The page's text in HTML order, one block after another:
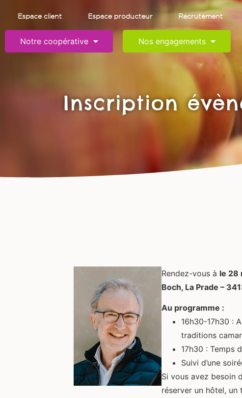
Espace client Espace producteur Recrutement
Notre coopérative Nos engagements
Inscription
Rendez-vous à le 28
Boch, La Prade –
Au programme :
16h30-17h30 :
traditions
17h30 : Temps
Suivi d’une
Si vous avez besoin
réserver un hôtel, un